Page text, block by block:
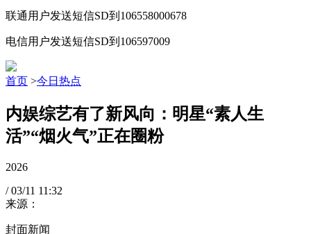
联通用户发送短信SD到106558000678
电信用户发送短信SD到106597009
首页 >今日热点
内娱综艺有了新风向：明星“素人生
活”“烟火气”正在圈粉
2026
/ 03/11 11:32
来源：
封面新闻